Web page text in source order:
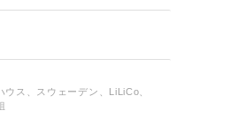
ウス、スウェーデン、LiLiCo、